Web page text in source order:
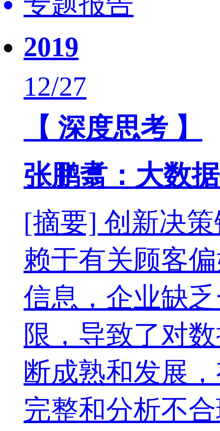
2019
12/27
【 深度思考 】
张鹏翥：大数
[摘要] 创新决
赖于有关顾客
信息，企业缺
限，导致了对
断成熟和发展
完整和分析不